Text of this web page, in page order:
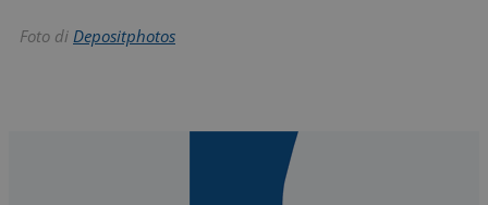
Foto di Depositphotos